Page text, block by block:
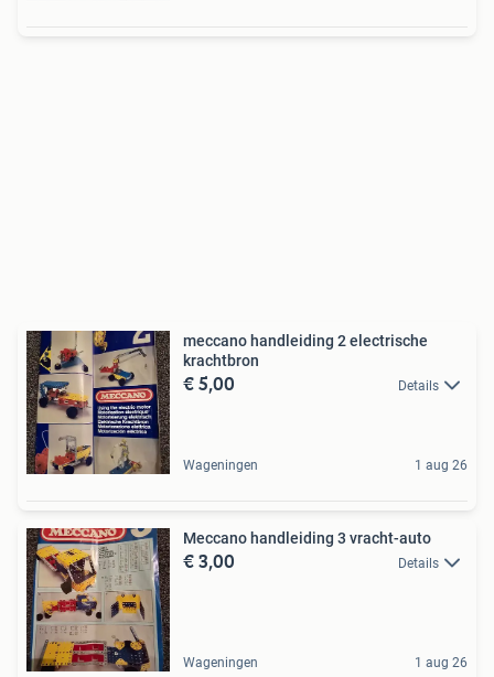
meccano handleiding 2 electrische
krachtbron
€ 5,00 Details
Wageningen 1 aug 26
Meccano handleiding 3 vracht-auto
€ 3,00 Details
Wageningen 1 aug 26